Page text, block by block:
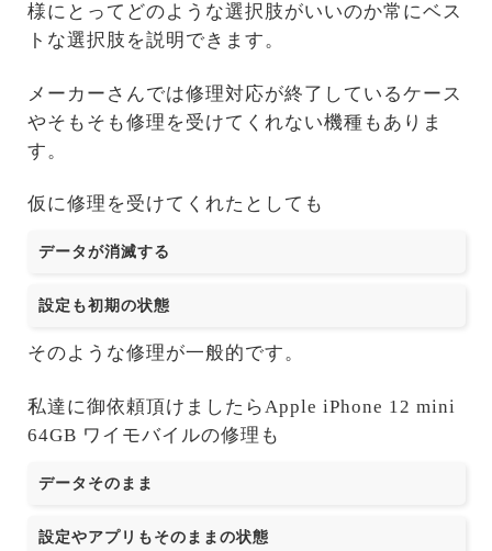
様にとってどのような選択肢がいいのか常にベス
トな選択肢を説明できます。
メーカーさんでは修理対応が終了しているケース
やそもそも修理を受けてくれない機種もありま
す。
仮に修理を受けてくれたとしても
データが消滅する
設定も初期の状態
そのような修理が一般的です。
私達に御依頼頂けましたらApple iPhone 12 mini
64GB ワイモバイルの修理も
データそのまま
設定やアプリもそのままの状態